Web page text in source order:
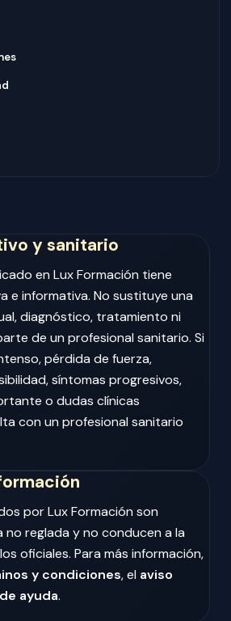
y sanitario
en Lux Formación tiene
e informativa. No sustituye una
diagnóstico, tratamiento ni
de un profesional sanitario. Si
pérdida de fuerza,
síntomas progresivos,
o dudas clínicas
con un profesional sanitario
por Lux Formación son
no reglada y no conducen a la
oficiales. Para más información,
y condiciones, el aviso
ayuda.